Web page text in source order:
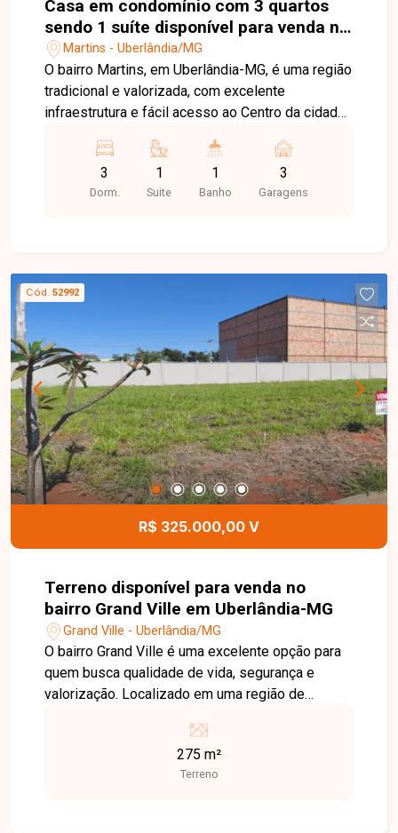
Casa em condomínio com 3 quartos
sendo 1 suíte disponível para venda no
bairro Martins em Uberlândia-MG
Martins - Uberlândia/MG
O bairro Martins, em Uberlândia-MG, é uma região
tradicional e valorizada, com excelente
infraestrutura e fácil acesso ao Centro da cidade.
comércios e diversos serviços, oferece
praticidade, conforto e qualidade de vida para
toda a família. Sobrado em condomínio fechado
01 suíte com closet, banheiro social e corredor
de circulação, proporcionando conforto e
privacidade. No pavimento térreo, dispõe de sala
de jantar integrada, cozinha, lavabo, área de
serviço e 03 vagas de garagem, oferecendo
praticidade e excelente aproveitamento dos
espaços. Uma excelente opção para quem busca
segurança, sofisticação e comodidade em uma
das melhores localizações da cidade. Entre em
contato para mais informações e agende uma
visita para conhecer este excelente imóvel.
3
Dorm.
1
Suite
1
Banho
3
Garagens
Cód. 52992
R$ 325.000,00 V
Terreno disponível para venda no
bairro Grand Ville em Uberlândia-MG
Grand Ville - Uberlândia/MG
O bairro Grand Ville é uma excelente opção para
quem busca qualidade de vida, segurança e
valorização. Localizado em uma região de
principais vias da cidade e reúne tranquilidade,
infraestrutura e excelente potencial para
275 m²
Terreno